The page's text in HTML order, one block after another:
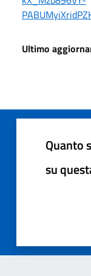
Ultimo
Quanto
su